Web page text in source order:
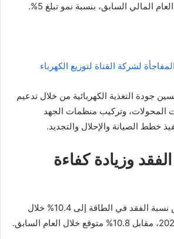
المالي السابق، بنسبة نمو تبلغ 5%.
لشركة القناة لتوزيع الكهرباء
جودة التغذية الكهربائية من خلال تدعيم
المحولات، وتركيب منظمات الجهد
خطط الصيانة والإحلال والتجديد.
وزيادة كفاءة
تستهدف الشركة خفض نسبة الفقد في الطاقة إلى 10.4% خلال